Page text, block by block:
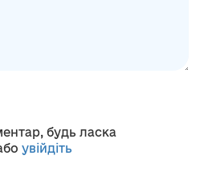
будь ласка
увійдіть